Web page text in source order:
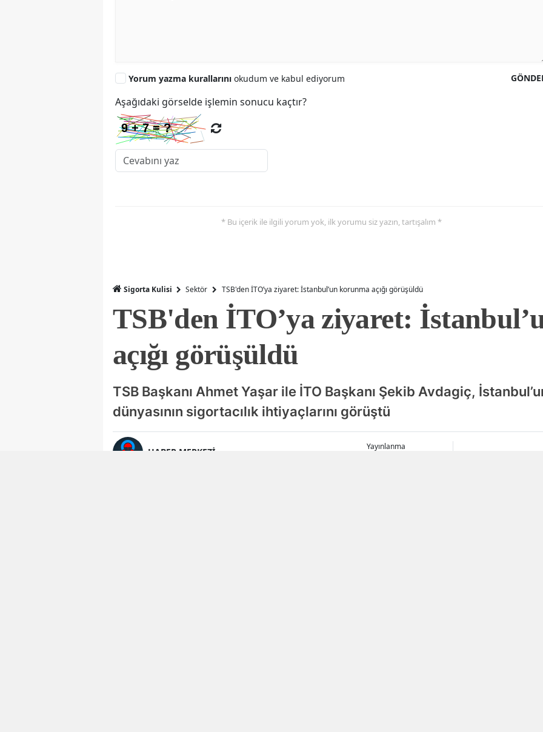
Yorum yazma kurallarını okudum ve kabul ediyorum
Aşağıdaki görselde işlemin sonucu kaçtır?
* Bu içerik ile ilgili yorum yok, ilk yorumu siz yazın, tartışalım *
Sigorta Kulisi Sektör TSB'den İTO’ya ziyaret: İstanbul’un korunma açığı görüşüldü
TSB'den İTO’ya ziyaret:
açığı görüşüldü
TSB Başkanı Ahmet Yaşar ile İTO Başkanı Şekib Avdagiç,
dünyasının sigortacılık ihtiyaçlarını görüştü
HABER MERKEZİ
Yayınlanma